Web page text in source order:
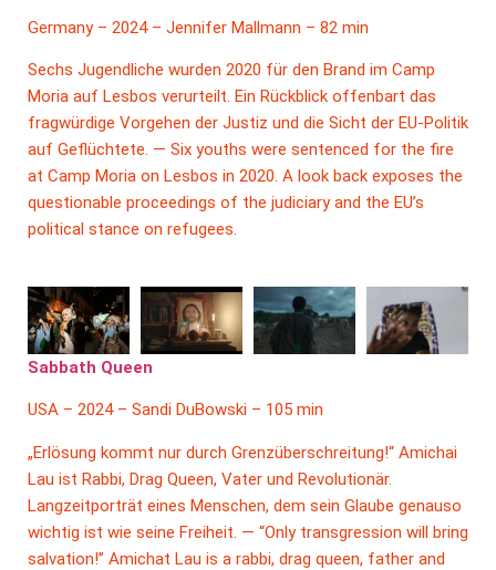
Germany – 2024 – Jennifer Mallmann – 82 min
Sechs Jugendliche wurden 2020 für den Brand im Camp
Moria auf Lesbos verurteilt. Ein Rückblick offenbart das
fragwürdige Vorgehen der Justiz und die Sicht der EU-Politik
auf Geflüchtete. — Six youths were sentenced for the fire
at Camp Moria on Lesbos in 2020. A look back exposes the
questionable proceedings of the judiciary and the EU’s
political stance on refugees.
Sabbath Queen
USA – 2024 – Sandi DuBowski – 105 min
„Erlösung kommt nur durch Grenzüberschreitung!“ Amichai
Lau ist Rabbi, Drag Queen, Vater und Revolutionär.
Langzeitporträt eines Menschen, dem sein Glaube genauso
wichtig ist wie seine Freiheit. — “Only transgression will bring
salvation!” Amichat Lau is a rabbi, drag queen, father and